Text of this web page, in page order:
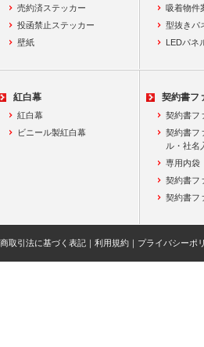
売約済ステッカー
投函禁止ステッカー
壁紙
吸着物件
型抜きパ
LEDパネ
紅白幕
紅白幕
ビニール製紅白幕
契約書フ
契約書フ
契約書フ
ル・社名
専用内袋
契約書フ
契約書フ
取引法に基づく表記 利用規約 プライバシーポ